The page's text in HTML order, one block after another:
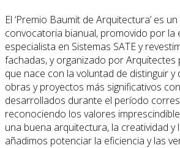
El ‘Premio Baumit de Arquitectura’ es
convocatoria bianual, promovido por la
especialista en Sistemas SATE y
fachadas, y organizado por Arquitectes
que nace con la voluntad de distinguir
obras y proyectos más significativos
desarrollados durante el período
reconociendo los valores
una buena arquitectura, la creatividad y
añadimos potenciar la eficiencia y las